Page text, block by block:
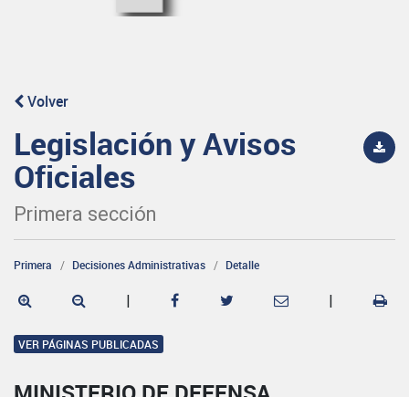
Volver
Legislación y Avisos
Oficiales
Primera sección
Primera Decisiones Administrativas Detalle
| |
VER PÁGINAS PUBLICADAS